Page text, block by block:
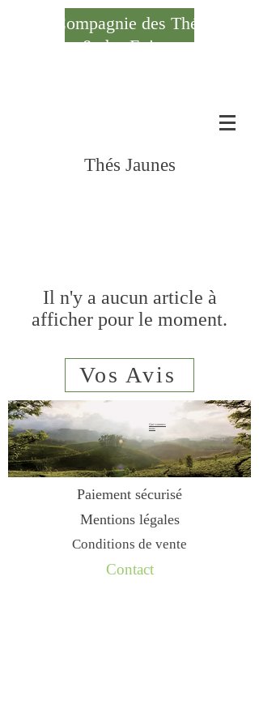
Compagnie des Thés
& des Epices
Thés Jaunes
Il n'y a aucun article à
afficher pour le moment.
Vos Avis
sms 06 23 02
44 61
Qui sommes
nous
Paiement sécurisé
Mentions légales
Conditions de vente
Contact